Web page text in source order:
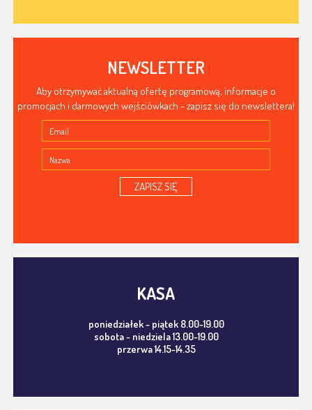
NEWSLETTER
Aby otrzymywać aktualną ofertę programową, informacje o
promocjach i darmowych wejściówkach - zapisz się do newslettera!
ZAPISZ SIĘ
KASA
poniedziałek - piątek 8.00-19.00
sobota - niedziela 13.00-19.00
przerwa 14.15-14.35